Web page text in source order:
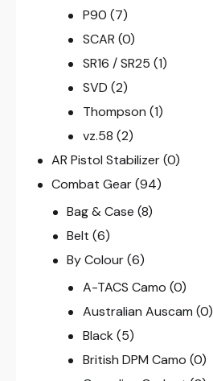
P90 (7)
SCAR (0)
SR16 / SR25 (1)
SVD (2)
Thompson (1)
vz.58 (2)
AR Pistol Stabilizer(0)
Combat Gear(94)
Bag & Case (8)
Belt (6)
By Colour (6)
A-TACS Camo (0)
Australian Auscam (0)
Black (5)
British DPM Camo (0)